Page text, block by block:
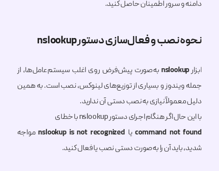
دامنه و سرور اطمینان حاصل کنید.
نحوه نصب و فعال‌سازی دستور nslookup
ابزارnslookup به‌صورت پیش‌فرض روی اغلب سیستم‌عامل‌ها، از
جمله ویندوز و بسیاری از توزیع‌های لینوکس، نصب است. به همین
دلیل معمولاً نیازی به نصب دستی آن ندارید.
با این حال اگر هنگام اجرای دستور nslookup با خطای
command not foundیا nslookup is not recognizedمواجه
شدید، باید آن را به‌صورت دستی نصب یا فعال کنید.